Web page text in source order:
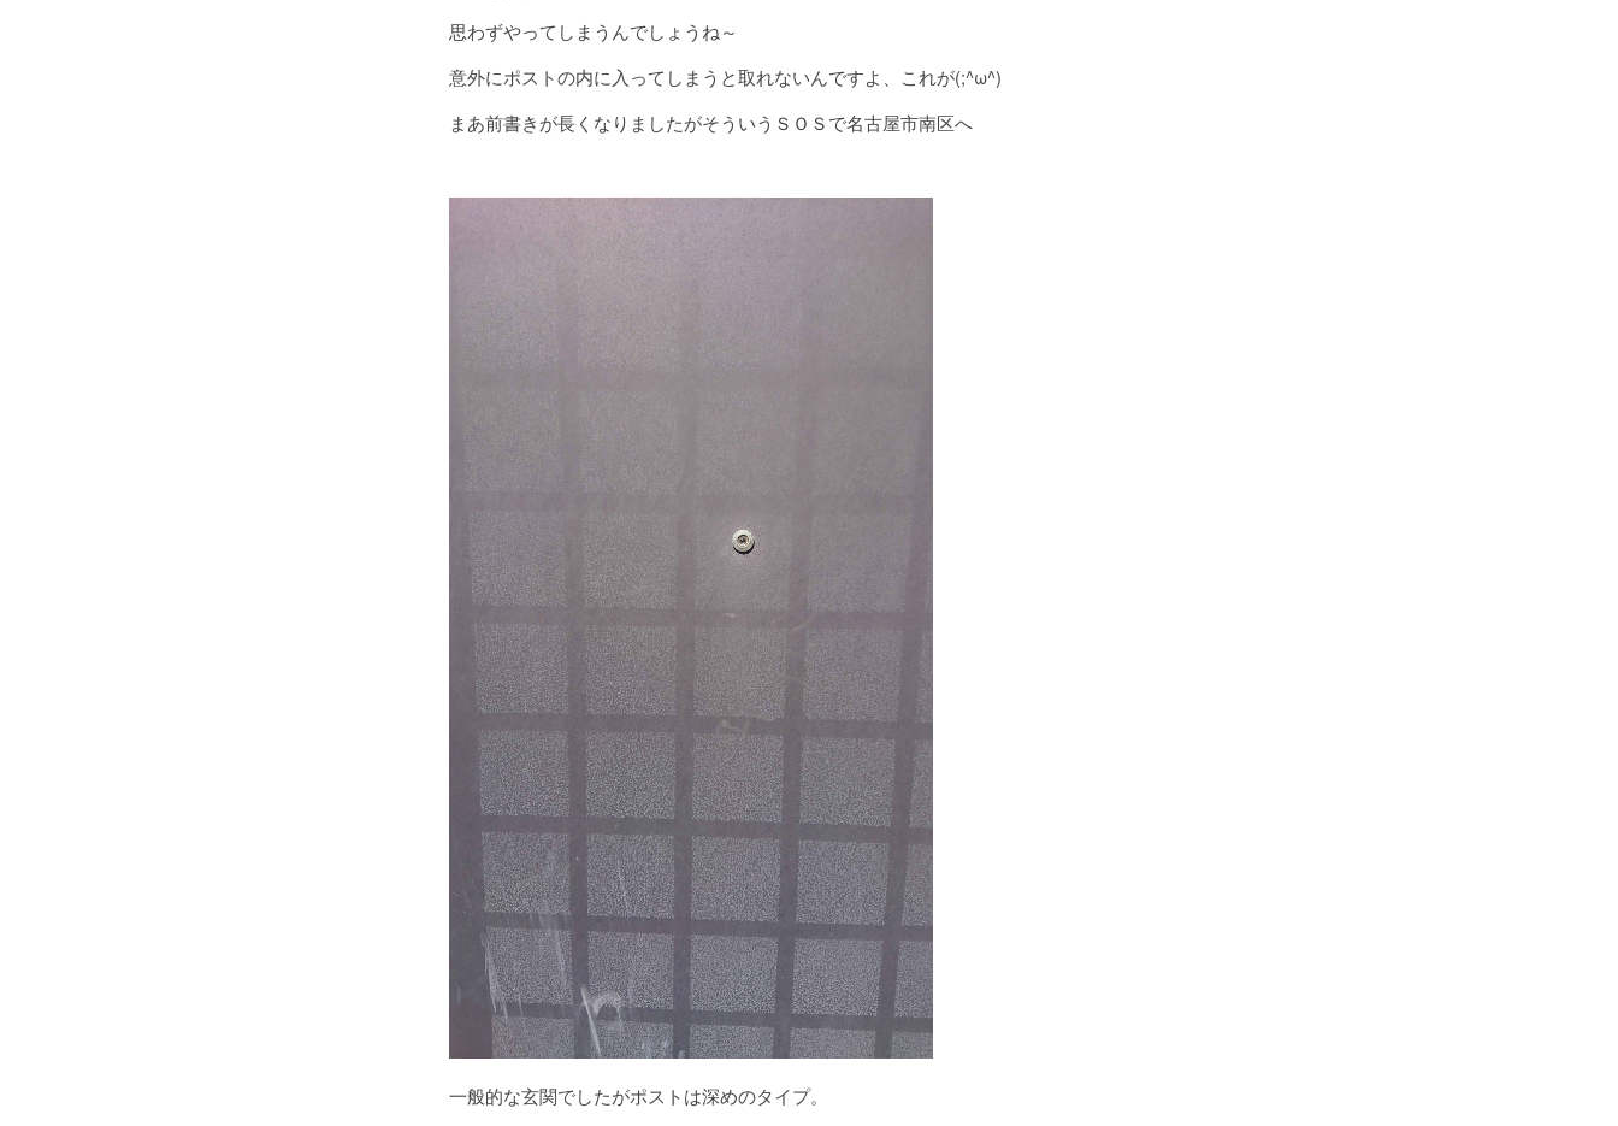
思わずやってしまうんでしょうね～
意外にポストの内に入ってしまうと取れないんですよ、これが(;^ω^)
まあ前書きが長くなりましたがそういうＳＯＳで名古屋市南区へ
一般的な玄関でしたがポストは深めのタイプ。